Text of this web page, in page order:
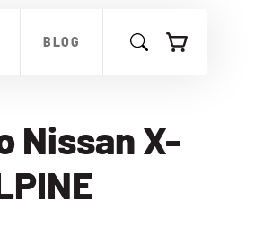
BLOG
Nissan X-